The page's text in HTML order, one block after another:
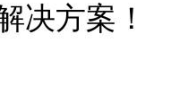
决方案！